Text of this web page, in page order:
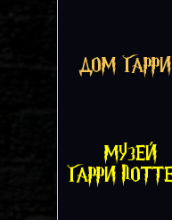
ДОМ ГАРРИ
МУЗЕЙ
ГАРРИ